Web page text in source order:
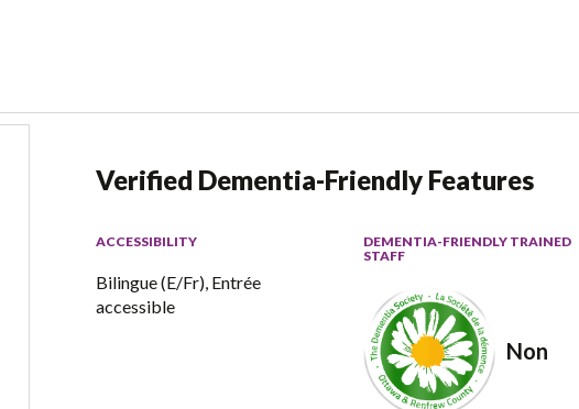
Verified Dementia-Friendly Features
ACCESSIBILITY
Bilingue (E/Fr), Entrée
accessible
DEMENTIA-FRIENDLY TRAINED
STAFF
Non